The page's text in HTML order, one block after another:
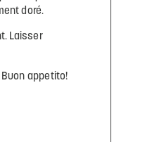
doré.
Laisser
appetito!